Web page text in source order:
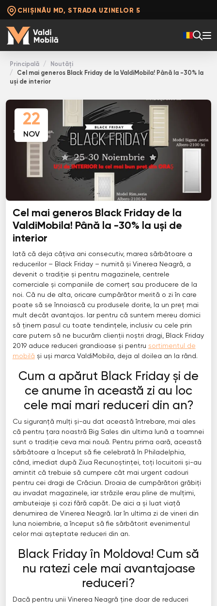
CHIȘINĂU MD, STRADA UZINELOR 5
Principală
Noutăți
Cel mai generos Black Friday de la ValdiMobila! Până la -30% la
uși de interior
22
NOV
Cel mai generos Black Friday de la
ValdiMobila! Până la -30% la uși de
interior
Iată că deja câțiva ani consecutiv, marea sărbătoare a
reducerilor – Black Friday – numită și Vinerea Neagră, a
devenit o tradiție și pentru magazinele, centrele
comerciale și companiile de comerț sau producere de la
noi. Că nu de alta, oricare cumpărător merită o zi în care
poate să se înnoiască cu produsele dorite, la un preț mai
mult decât avantajos. Iar pentru că suntem mereu dornici
să ținem pasul cu toate tendințele, inclusiv cu cele prin
care putem să ne bucurăm clienții noștri dragi, Black Friday
2019 aduce reduceri grandioase și pentru sortimentul de
mobilă și uși marca ValdiMobila, deja al doilea an la rând.
Cum a apărut Black Friday și de
ce anume în această zi au loc
cele mai mari reduceri din an?
Cu siguranță mulți și-au dat această întrebare, mai ales
că pentru țara noastră Big Sales din ultima lună a toamnei
sunt o tradiție ceva mai nouă. Pentru prima oară, această
sărbătoare a început să fie celebrată în Philadelphia,
când, imediat după Ziua Recunoștinței, toți locuitorii și-au
amintit că trebuie să cumpere cât mai urgent cadouri
pentru cei dragi de Crăciun. Droaia de cumpărători grăbiți
au invadat magazinele, iar străzile erau pline de mulțimi,
ambuteiaje și cozi fără capăt. De aici a și luat viață
denumirea de Vinerea Neagră. Iar în ultima zi de vineri din
luna noiembrie, a început să fie sărbătorit evenimentul
celor mai așteptate reduceri din an.
Black Friday în Moldova! Cum să
nu ratezi cele mai avantajoase
reduceri?
Dacă pentru unii Vinerea Neagră ține doar de reduceri